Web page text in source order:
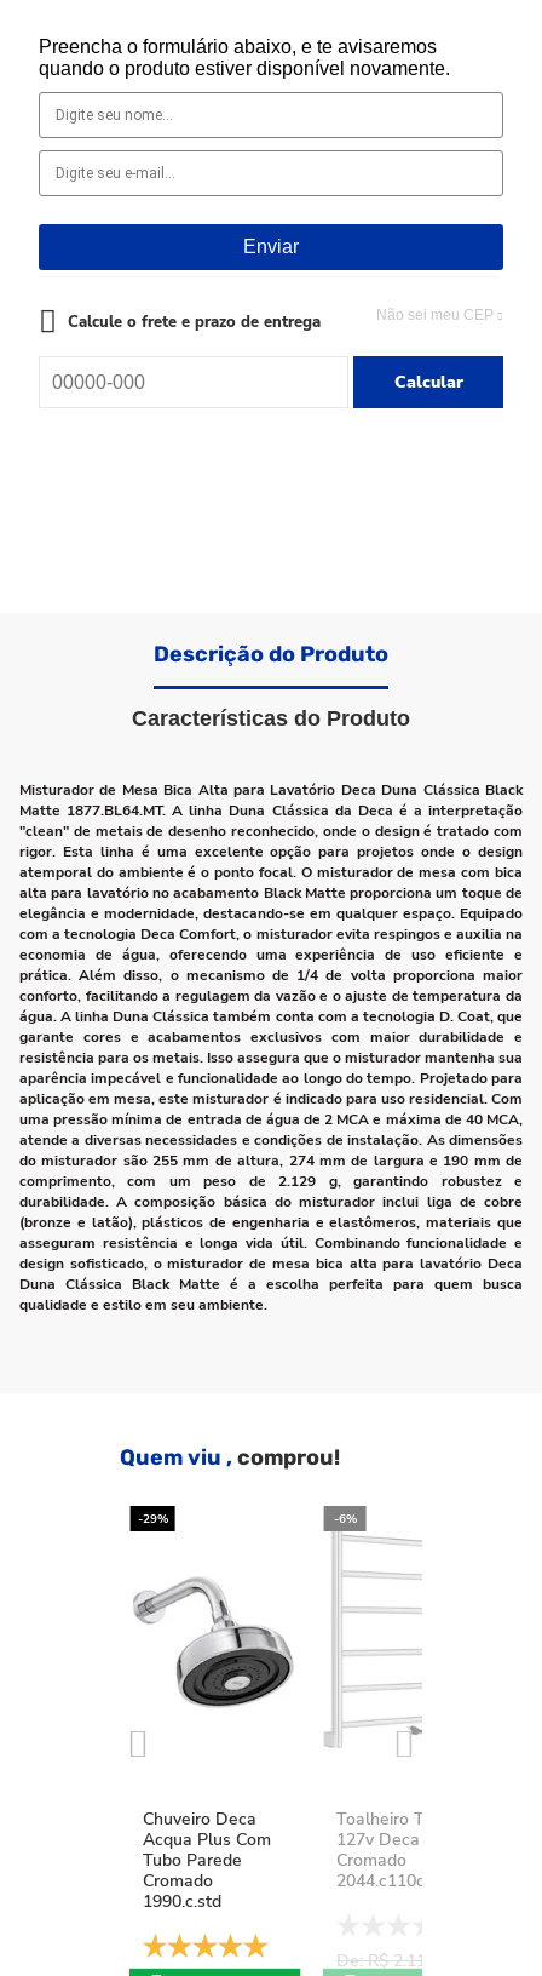
Preencha o formulário abaixo, e te avisaremos
quando o produto estiver disponível novamente.
Calcule o frete e prazo de entrega Não sei meu CEP
Calcular
Descrição do Produto
Características do Produto
Misturador de Mesa Bica Alta para Lavatório Deca Duna Clássica Black
Matte 1877.BL64.MT. A linha Duna Clássica da Deca é a interpretação
"clean" de metais de desenho reconhecido, onde o design é tratado com
rigor. Esta linha é uma excelente opção para projetos onde o design
atemporal do ambiente é o ponto focal. O misturador de mesa com bica
alta para lavatório no acabamento Black Matte proporciona um toque de
elegância e modernidade, destacando-se em qualquer espaço. Equipado
com a tecnologia Deca Comfort, o misturador evita respingos e auxilia na
economia de água, oferecendo uma experiência de uso eficiente e
prática. Além disso, o mecanismo de 1/4 de volta proporciona maior
conforto, facilitando a regulagem da vazão e o ajuste de temperatura da
água. A linha Duna Clássica também conta com a tecnologia D. Coat, que
garante cores e acabamentos exclusivos com maior durabilidade e
resistência para os metais. Isso assegura que o misturador mantenha sua
aparência impecável e funcionalidade ao longo do tempo. Projetado para
aplicação em mesa, este misturador é indicado para uso residencial. Com
uma pressão mínima de entrada de água de 2 MCA e máxima de 40 MCA,
atende a diversas necessidades e condições de instalação. As dimensões
do misturador são 255 mm de altura, 274 mm de largura e 190 mm de
comprimento, com um peso de 2.129 g, garantindo robustez e
durabilidade. A composição básica do misturador inclui liga de cobre
(bronze e latão), plásticos de engenharia e elastômeros, materiais que
asseguram resistência e longa vida útil. Combinando funcionalidade e
design sofisticado, o misturador de mesa bica alta para lavatório Deca
Duna Clássica Black Matte é a escolha perfeita para quem busca
qualidade e estilo em seu ambiente.
Quem viu ,comprou!
-29%
Chuveiro Deca
Acqua Plus Com
Tubo Parede
Cromado
1990.c.std
-6%
Toalheiro Térmico
127v Deca You
Cromado
2044.c110d.aqc
De: R$ 2.111,37